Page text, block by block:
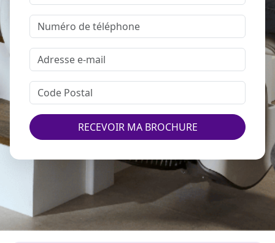
RECEVOIR MA BROCHURE